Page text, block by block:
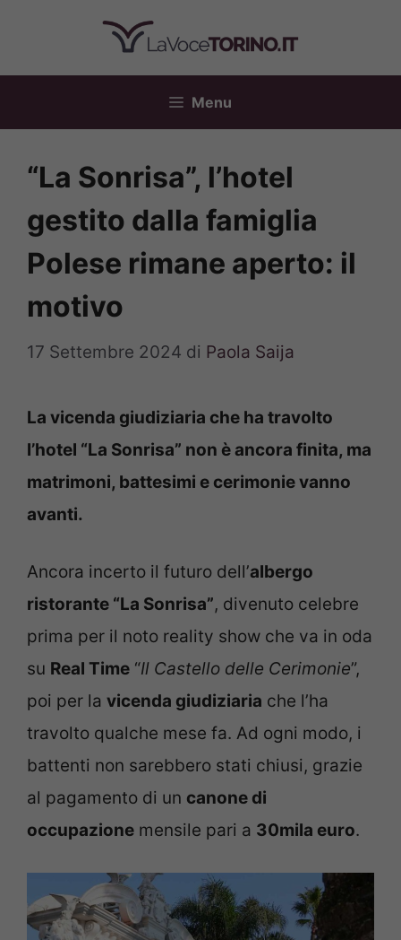
contenuto
Menu
“La Sonrisa”, l’hotel
gestito dalla famiglia
Polese rimane aperto: il
motivo
17 Settembre 2024 di Paola Saija
La vicenda giudiziaria che ha travolto
l’hotel “La Sonrisa” non è ancora finita, ma
matrimoni, battesimi e cerimonie vanno
avanti.
Ancora incerto il futuro dell’albergo
ristorante “La Sonrisa”, divenuto celebre
prima per il noto reality show che va in oda
su Real Time “Il Castello delle Cerimonie”,
poi per la vicenda giudiziaria che l’ha
travolto qualche mese fa. Ad ogni modo, i
battenti non sarebbero stati chiusi, grazie
al pagamento di un canone di
occupazione mensile pari a 30mila euro.